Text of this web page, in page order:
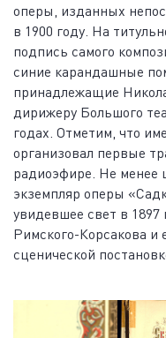
оперы, изданных
в 1900 году. На
подпись самого
синие карандашные
принадлежащие
дирижеру Большого
годах. Отметим, что
организовал первые
радиоэфире. Не менее
экземпляр оперы
увидевшее свет в 1897
Римского-Корсакова и
сценической